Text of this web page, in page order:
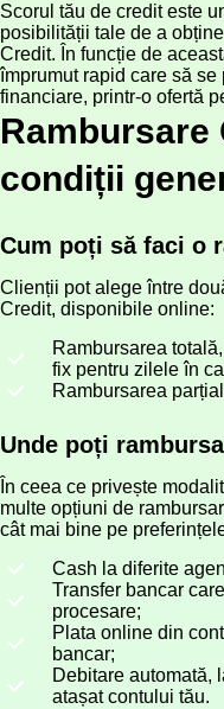
Scorul tău de credit este
posibilității tale de a
Credit. În funcție de
împrumut rapid care să
financiare, printr-o ofertă
Rambursare
condiții
Cum poți să faci o
Clienții pot alege între
Credit, disponibile online:
Rambursarea
fix pentru zilele în
Rambursarea
Unde poți
În ceea ce privește
multe opțiuni de
cât mai bine pe
Cash la diferite
Transfer bancar
procesare;
Plata online din
bancar;
Debitare automată,
atașat contului tău.